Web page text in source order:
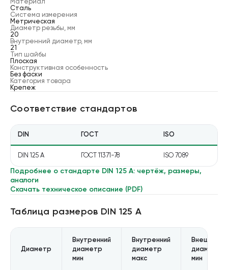
Материал
Сталь
Система измерения
Метрическая
Диаметр резьбы, мм
20
Внутренний диаметр, мм
21
Тип шайбы
Плоская
Конструктивная особенность
Без фаски
Категория товара
Крепеж
Соответствие стандартов
DIN ГОСТ ISO
DIN 125 A ГОСТ 11371-78 ISO 7089
Подробнее о стандарте DIN 125 A: чертёж, размеры,
аналоги
Скачать техническое описание (PDF)
Таблица размеров DIN 125 A
Диаметр
Внутренний
диаметр
мин
Внутренний
диаметр
макс
Внешний
диаметр
мин